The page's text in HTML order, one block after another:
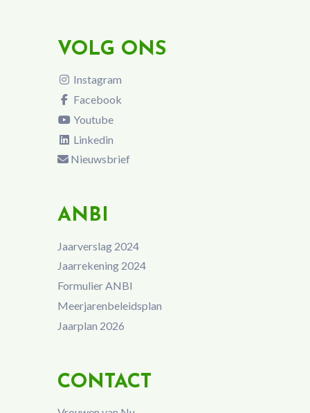
VOLG ONS
Instagram
Facebook
Youtube
Linkedin
Nieuwsbrief
ANBI
Jaarverslag 2024
Jaarrekening 2024
Formulier ANBI
Meerjarenbeleidsplan
Jaarplan 2026
CONTACT